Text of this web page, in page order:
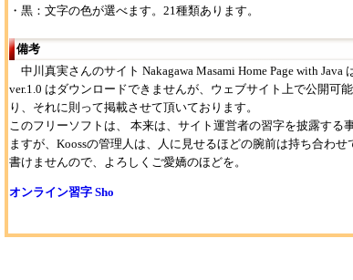
・黒：文字の色が選べます。21種類あります。
備考
中川真実さんのサイト Nakagawa Masami Home Page with Java
ver.1.0 はダウンロードできませんが、ウェブサイト上で公開可
り、それに則って掲載させて頂いております。
このフリーソフトは、 本来は、サイト運営者の習字を披露する
ますが、Koossの管理人は、人に見せるほどの腕前は持ち合わ
書けませんので、よろしくご愛嬌のほどを。
オンライン習字 Sho